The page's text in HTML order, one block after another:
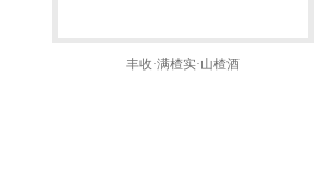
丰收·满楂实·山楂酒